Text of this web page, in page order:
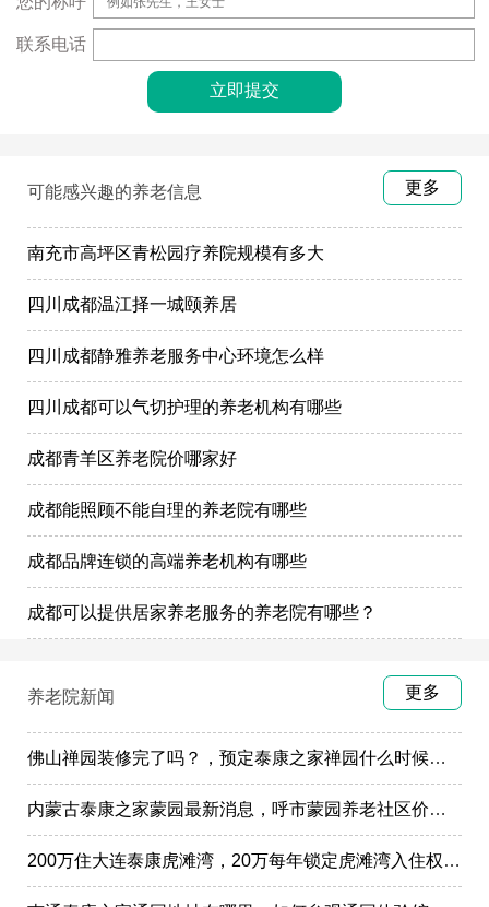
联系电话
可能感兴趣的养老信息 更多
南充市高坪区青松园疗养院规模有多大
四川成都温江择一城颐养居
四川成都静雅养老服务中心环境怎么样
四川成都可以气切护理的养老机构有哪些
成都青羊区养老院价哪家好
成都能照顾不能自理的养老院有哪些
成都品牌连锁的高端养老机构有哪些
成都可以提供居家养老服务的养老院有哪些？
养老院新闻 更多
佛山禅园装修完了吗？，预定泰康之家禅园什么时候选房入住?
内蒙古泰康之家蒙园最新消息，呼市蒙园养老社区价格表
200万住大连泰康虎滩湾，20万每年锁定虎滩湾入住权政策